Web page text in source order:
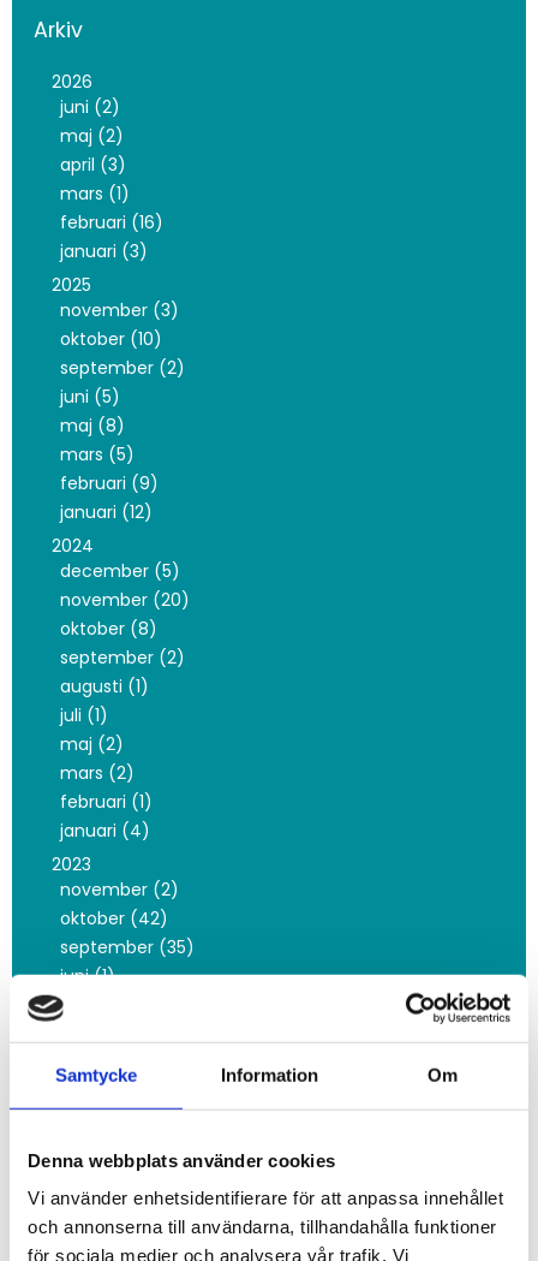
Samtycke Information Om
Denna webbplats använder cookies
Vi använder enhetsidentifierare för att anpassa innehållet
och annonserna till användarna, tillhandahålla funktioner
för sociala medier och analysera vår trafik. Vi
Arkiv
2026
juni (2)
maj (2)
april (3)
mars (1)
februari (16)
januari (3)
2025
november (3)
oktober (10)
september (2)
juni (5)
maj (8)
mars (5)
februari (9)
januari (12)
2024
december (5)
november (20)
oktober (8)
september (2)
augusti (1)
juli (1)
maj (2)
mars (2)
februari (1)
januari (4)
2023
november (2)
oktober (42)
september (35)
juni (1)
mars (1)
2022
december (2)
maj (1)
februari (3)
januari (4)
2021